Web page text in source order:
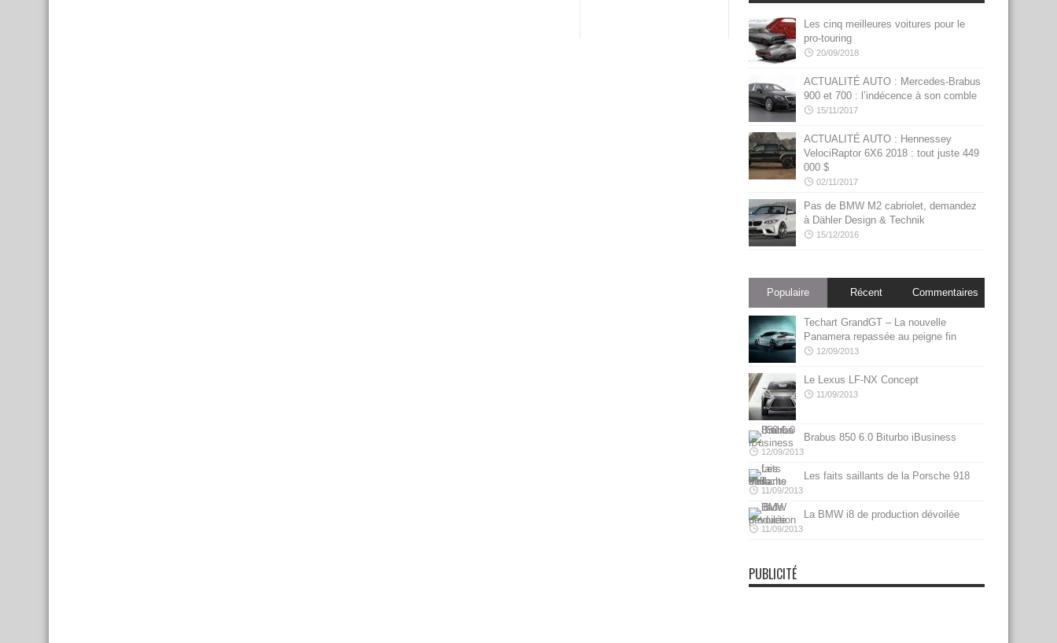
Les cinq meilleures voitures pour le
pro-touring
20/09/2018
ACTUALITÉ AUTO : Mercedes-Brabus
900 et 700 : l’indécence à son comble
15/11/2017
ACTUALITÉ AUTO : Hennessey
VelociRaptor 6X6 2018 : tout juste 449
000 $
02/11/2017
Pas de BMW M2 cabriolet, demandez
à Dähler Design & Technik
15/12/2016
Populaire Récent Commentaires
Techart GrandGT – La nouvelle
Panamera repassée au peigne fin
12/09/2013
Le Lexus LF-NX Concept
11/09/2013
Brabus 850 6.0 Biturbo iBusiness
12/09/2013
Les faits saillants de la Porsche 918
11/09/2013
La BMW i8 de production dévoilée
11/09/2013
PUBLICITÉ